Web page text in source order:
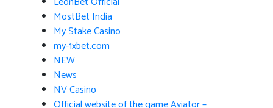
MostBet India
My Stake Casino
my-1xbet.com
NEW
News
NV Casino
Official website of the game Aviator –